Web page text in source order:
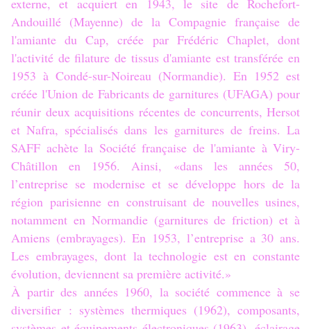
externe, et acquiert en 1943, le site de Rochefort-
Andouillé (Mayenne) de la Compagnie française de
l'amiante du Cap, créée par Frédéric Chaplet, dont
l'activité de filature de tissus d'amiante est transférée en
1953 à Condé-sur-Noireau (Normandie). En 1952 est
créée l'Union de Fabricants de garnitures (UFAGA) pour
réunir deux acquisitions récentes de concurrents, Hersot
et Nafra, spécialisés dans les garnitures de freins. La
SAFF achète la Société française de l'amiante à Viry-
Châtillon en 1956. Ainsi, «dans les années 50,
l’entreprise se modernise et se développe hors de la
région parisienne en construisant de nouvelles usines,
notamment en Normandie (garnitures de friction) et à
Amiens (embrayages). En 1953, l’entreprise a 30 ans.
Les embrayages, dont la technologie est en constante
évolution, deviennent sa première activité.»
À partir des années 1960, la société commence à se
diversifier : systèmes thermiques (1962), composants,